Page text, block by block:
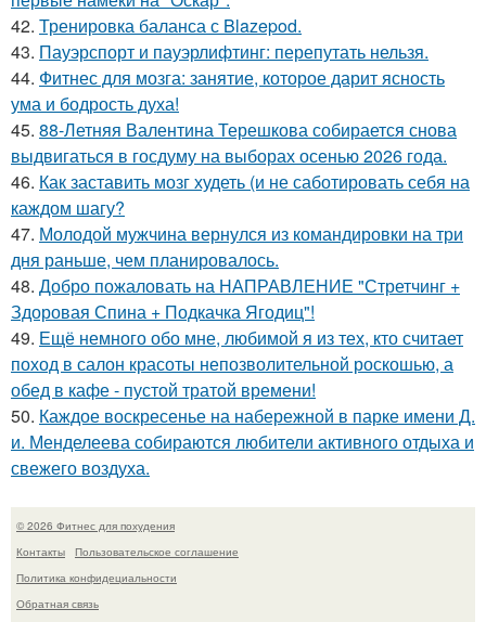
42. Тренировка баланса с Blazepod.
43. Пауэрспорт и пауэрлифтинг: перепутать нельзя.
44. Фитнес для мозга: занятие, которое дарит ясность
ума и бодрость духа!
45. 88-Летняя Валентина Терешкова собирается снова
выдвигаться в госдуму на выборах осенью 2026 года.
46. Как заставить мозг худеть (и не саботировать себя на
каждом шагу?
47. Молодой мужчина вернулся из командировки на три
дня раньше, чем планировалось.
48. Добро пожаловать на НАПРАВЛЕНИЕ "Стретчинг +
Здоровая Спина + Подкачка Ягодиц"!
49. Ещё немного обо мне, любимой я из тех, кто считает
поход в салон красоты непозволительной роскошью, а
обед в кафе - пустой тратой времени!
50. Каждое воскресенье на набережной в парке имени Д.
и. Менделеева собираются любители активного отдыха и
свежего воздуха.
© 2026 Фитнес для похудения
Контакты
Пользовательское соглашение
Политика конфидециальности
Обратная связь